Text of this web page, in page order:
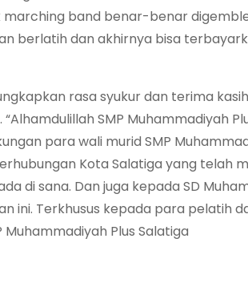
band benar-benar
berlatih dan akhirnya bisa
rasa syukur dan terima
SMP Muhammadiyah
para wali murid SMP
Kota Salatiga yang telah
di sana. Dan juga kepada SD
ini. Terkhusus kepada para pelatih
Plus Salatiga